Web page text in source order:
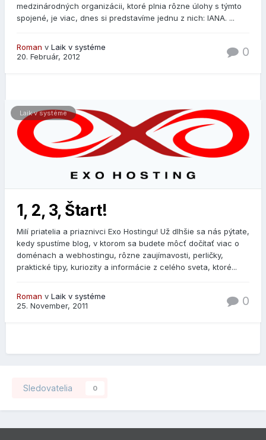
medzinárodných organizácii, ktoré plnia rôzne úlohy s týmto
spojené, je viac, dnes si predstavíme jednu z nich: IANA. ...
Roman v Laik v systéme
20. Február, 2012
0
Laik v systéme
1, 2, 3, Štart!
Milí priatelia a priaznivci Exo Hostingu! Už dlhšie sa nás pýtate,
kedy spustíme blog, v ktorom sa budete môcť dočítať viac o
doménach a webhostingu, rôzne zaujímavosti, perličky,
praktické tipy, kuriozity a informácie z celého sveta, ktoré...
Roman v Laik v systéme
25. November, 2011
0
Sledovatelia 0